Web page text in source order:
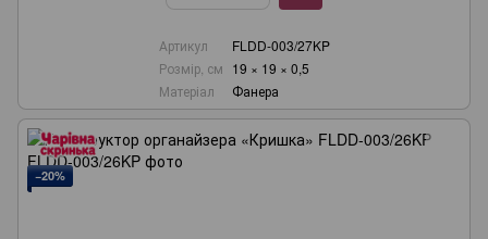
Артикул
FLDD-003/27KP
Розмір, см 19 × 19 × 0,5
Матеріал
Фанера
−20%